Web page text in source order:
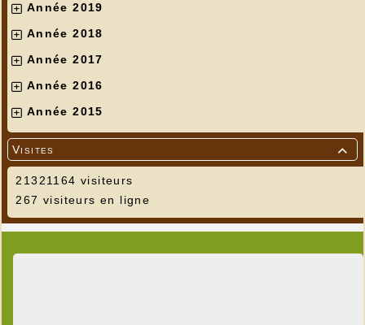
Année 2019
Année 2018
Année 2017
Année 2016
Année 2015

Visites
21321164 visiteurs
267 visiteurs en ligne